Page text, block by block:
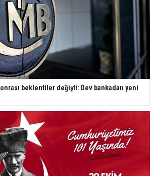
beklentiler değişti: Dev bankadan yeni